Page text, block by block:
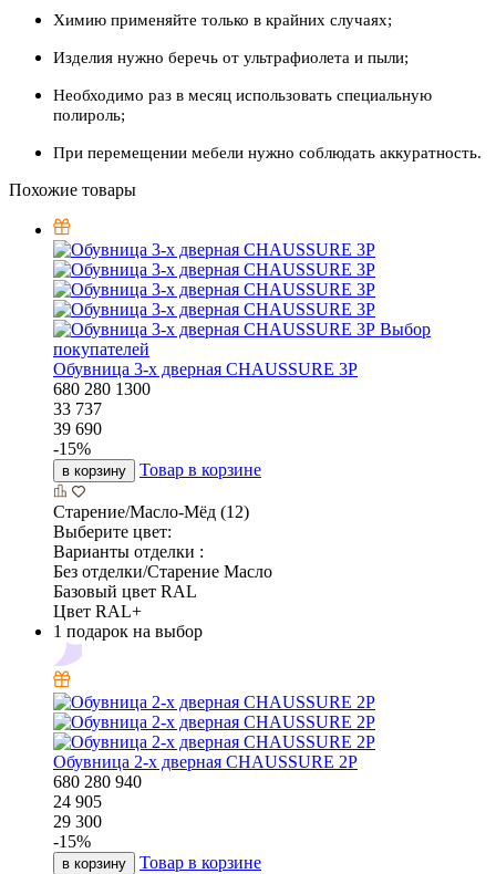
Химию применяйте только в крайних случаях;
Изделия нужно беречь от ультрафиолета и пыли;
Необходимо раз в месяц использовать специальную
полироль;
При перемещении мебели нужно соблюдать аккуратность.
Похожие товары
Выбор
покупателей
Обувница 3-х дверная CHAUSSURE 3P
680 280 1300
33 737
39 690
-15%
в корзину Товар в корзине
Старение/Масло-Мёд (12)
Выберите цвет:
Варианты отделки :
Без отделки/Старение Масло
Базовый цвет RAL
Цвет RAL+
1 подарок на выбор
Обувница 2-х дверная CHAUSSURE 2P
680 280 940
24 905
29 300
-15%
в корзину Товар в корзине